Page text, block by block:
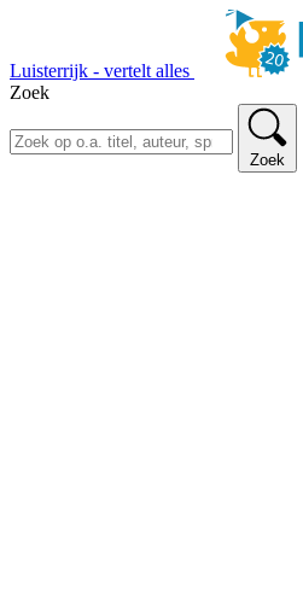
Luisterrijk - vertelt alles
Zoek
Zoek